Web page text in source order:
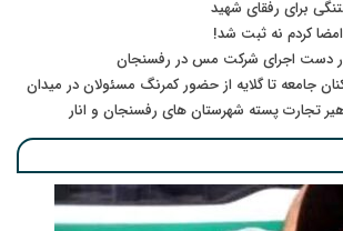
امضا کردم نه ثبت شد!
در دست اجرای شرکت مس در رفسنجان
جامعه تا گلایه از حضور کمرنگ مسئولان در میدان
تجارت پسته شهرستان های رفسنجان و انار